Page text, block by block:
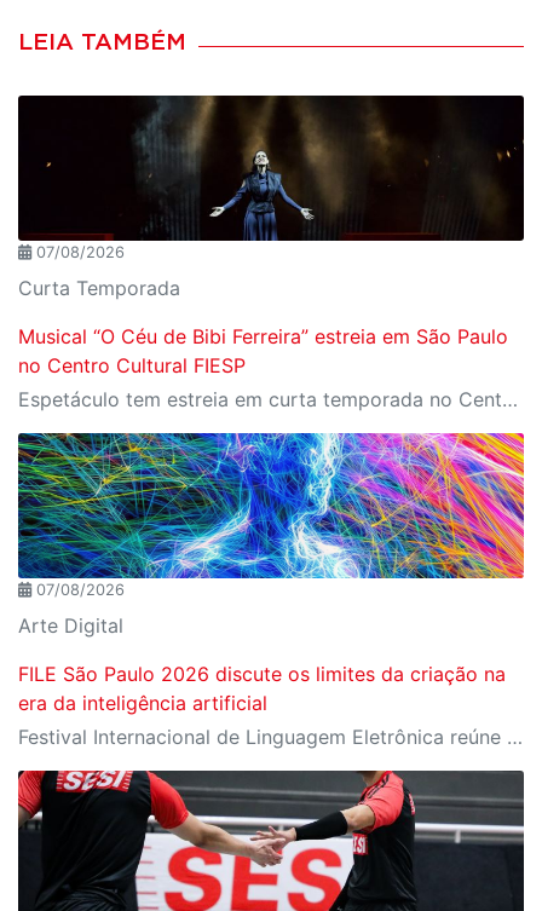
LEIA TAMBÉM
07/08/2026
Curta Temporada
Musical “O Céu de Bibi Ferreira” estreia em São Paulo
no Centro Cultural FIESP
Espetáculo tem estreia em curta temporada no Centro Cultural FIESP, no dia 20 de agosto, às 20h.
07/08/2026
Arte Digital
FILE São Paulo 2026 discute os limites da criação na
era da inteligência artificial
Festival Internacional de Linguagem Eletrônica reúne cerca de 150 obras de artistas de diversos países e convida o público a refletir sobre as novas relações entre arte, tecnologia e inteligência artificial